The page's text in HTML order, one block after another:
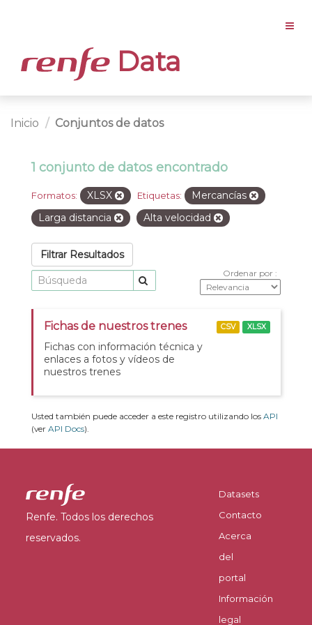
Data
Inicio Conjuntos de datos
1 conjunto de datos encontrado
Formatos: XLSX Etiquetas:
Mercancías
Larga distancia
Alta velocidad
Filtrar Resultados
Ordenar por
Fichas de nuestros trenes
Fichas con información técnica y
enlaces a fotos y vídeos de
nuestros trenes
CSV XLSX
Usted también puede acceder a este registro utilizando los API
(ver API Docs).
Renfe. Todos los derechos
reservados.
Datasets
Contacto
Acerca
del
portal
Información
legal